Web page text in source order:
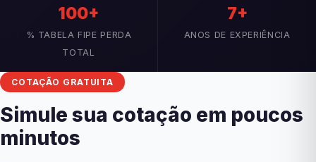
100+
% TABELA FIPE PERDA
TOTAL
7+
ANOS DE EXPERIÊNCIA
COTAÇÃO GRATUITA
Simule sua cotação em poucos
minutos